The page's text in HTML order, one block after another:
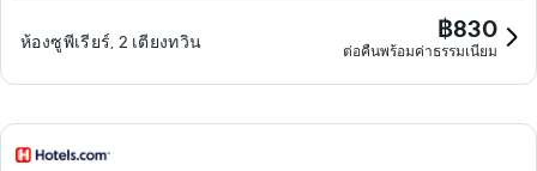
ห้องซูพีเรียร์, 2 เตียงทวิน ฿830
ต่อคืนพร้อมค่าธรรมเนียม